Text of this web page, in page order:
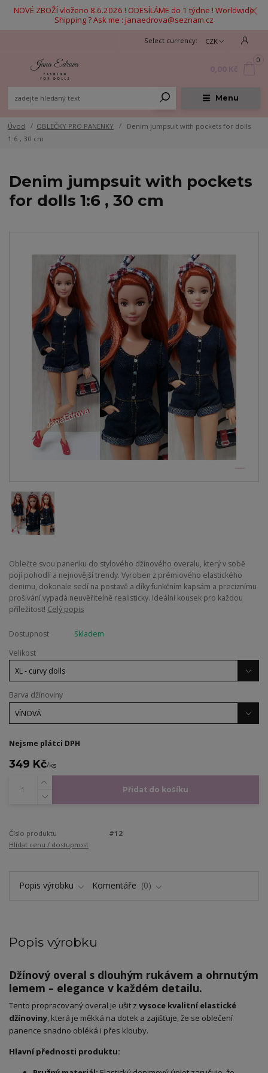
NOVÉ ZBOŽÍ vloženo 8.6.2026 ! ODESÍLÁME do 1 týdne ! Worldwide
Shipping ? Ask me : janaedrova@seznam.cz
Menu
CZK
0
Úvod OBLEČKY PRO PANENKY
Denim jumpsuit with pockets for dolls
1:6 , 30 cm
Denim jumpsuit with pockets
for dolls 1:6 , 30 cm
​Oblečte svou panenku do stylového džínového overalu, který v sobě
pojí pohodlí a nejnovější trendy. Vyroben z prémiového elastického
denimu, dokonale sedí na postavě a díky funkčním kapsám a preciznímu
prošívání vypadá neuvěřitelně realisticky. Ideální kousek pro každou
příležitost! Celý popis
Dostupnost
Skladem
Velikost
Barva džínoviny
Nejsme plátci DPH
349 Kč/ks
Přidat do košíku
Číslo produktu
#12
Hlídat cenu / dostupnost
Popis výrobku Komentáře 0
Popis výrobku
Džínový overal s dlouhým rukávem a ohrnutým
lemem – elegance v každém detailu.
​Tento propracovaný overal je ušit z vysoce kvalitní elastické
džínoviny, která je měkká na dotek a zajišťuje, že se oblečení
panence snadno obléká i přes klouby.
Hlavní přednosti produktu: